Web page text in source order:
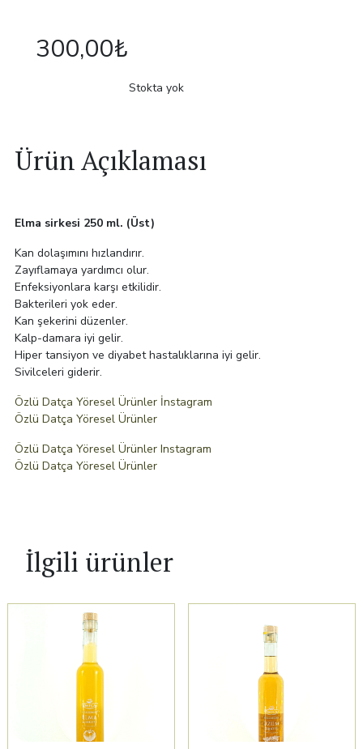
300,00₺
Stokta yok
Ürün Açıklaması
Elma sirkesi 250 ml. (Üst)
Kan dolaşımını hızlandırır.
Zayıflamaya yardımcı olur.
Enfeksiyonlara karşı etkilidir.
Bakterileri yok eder.
Kan şekerini düzenler.
Kalp-damara iyi gelir.
Hiper tansiyon ve diyabet hastalıklarına iyi gelir.
Sivilceleri giderir.
Özlü Datça Yöresel Ürünler İnstagram
Özlü Datça Yöresel Ürünler
Özlü Datça Yöresel Ürünler Instagram
Özlü Datça Yöresel Ürünler
İlgili ürünler